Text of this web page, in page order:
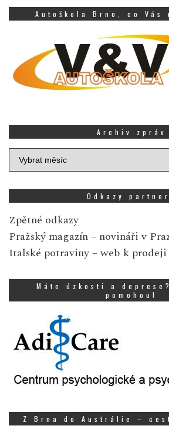
Autoškola Brno, co
Archiv zpráv
Archiv
zpráv
Odkazy
Zpětné odkazy
Pražský magazín – novináři v
Italské potraviny – web k prodeji
Máte úzkosti a deprese?
pomohou!
Z Brna do Austrálie –